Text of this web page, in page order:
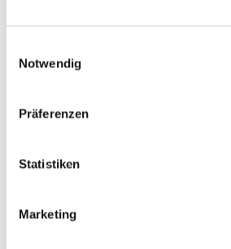
Notwendig
Präferenzen
Statistiken
Marketing